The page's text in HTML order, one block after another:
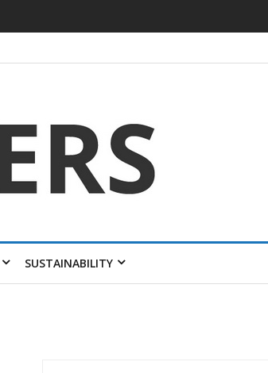
SUSTAINABILITY